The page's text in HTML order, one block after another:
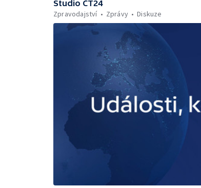
Studio ČT24
Zpravodajství
Zprávy Diskuze